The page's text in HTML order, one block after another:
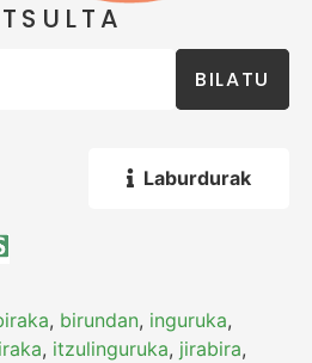
BILATU
Laburdurak
, birundan, inguruka,
, itzulinguruka, jirabira,